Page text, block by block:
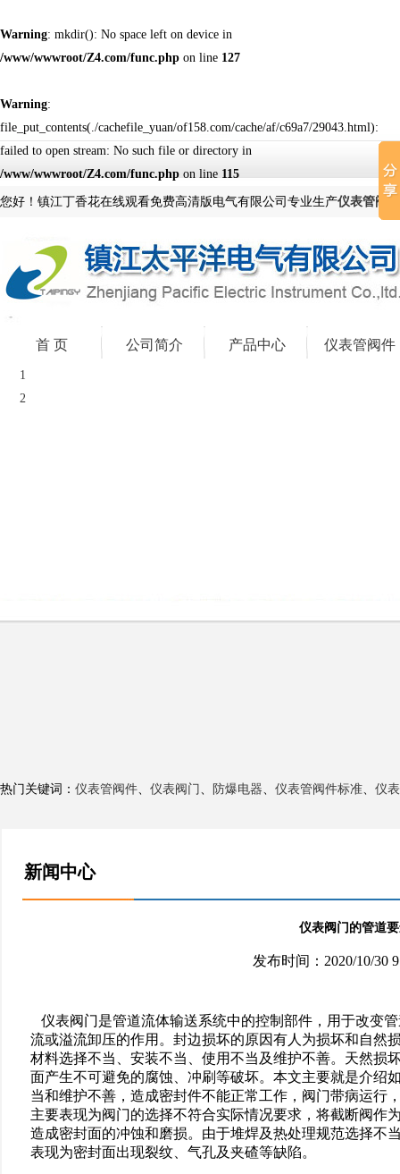
Warning: mkdir(): No space left on device in
/www/wwwroot/Z4.com/func.php on line 127
Warning:
file_put_contents(./cachefile_yuan/of158.com/cache/af/c69a7/29043.html):
failed to open stream: No such file or directory in
/www/wwwroot/Z4.com/func.php on line 115
您好！镇江丁香花在线观看免费高清版电气有限公司专业生产仪表管阀件
首 页 公司简介 产品中心 仪表管阀件
1
2
热门关键词： 仪表管阀件、 仪表阀门 、 防爆电器、 仪表管阀件标准、 仪
新闻中心
仪表阀门的管道
发布时间：2020/10/30
仪表阀门是管道流体输送系统中的控制部件，用于改变
流或溢流卸压的作用。封边损坏的原因有人为损坏和自然
材料选择不当、安装不当、使用不当及维护不善。天然损
面产生不可避免的腐蚀、冲刷等破坏。本文主要就是介绍
当和维护不善，造成密封件不能正常工作，阀门带病运行
主要表现为阀门的选择不符合实际情况要求，将截断阀作
造成密封面的冲蚀和磨损。由于堆焊及热处理规范选择不
表现为密封面出现裂纹、气孔及夹碴等缺陷。